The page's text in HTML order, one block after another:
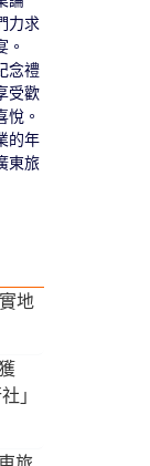
力求
。
念禮
受歡
悅。
的年
東旅
地
」